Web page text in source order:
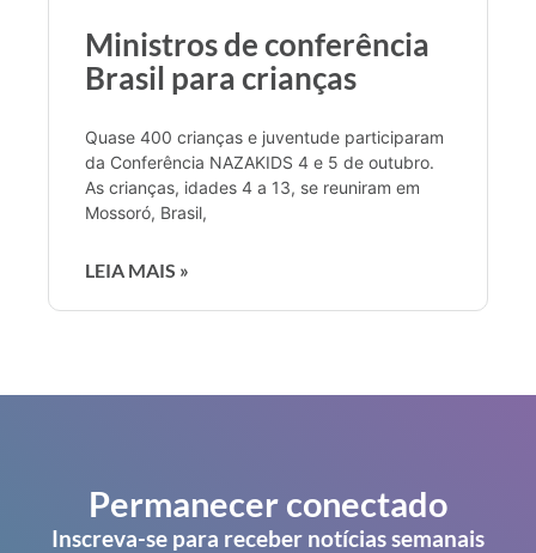
Ministros de conferência
Brasil para crianças
Quase 400 crianças e juventude participaram
da Conferência NAZAKIDS 4 e 5 de outubro.
As crianças, idades 4 a 13, se reuniram em
Mossoró, Brasil,
LEIA MAIS »
Permanecer conectado
Inscreva-se para receber notícias semanais